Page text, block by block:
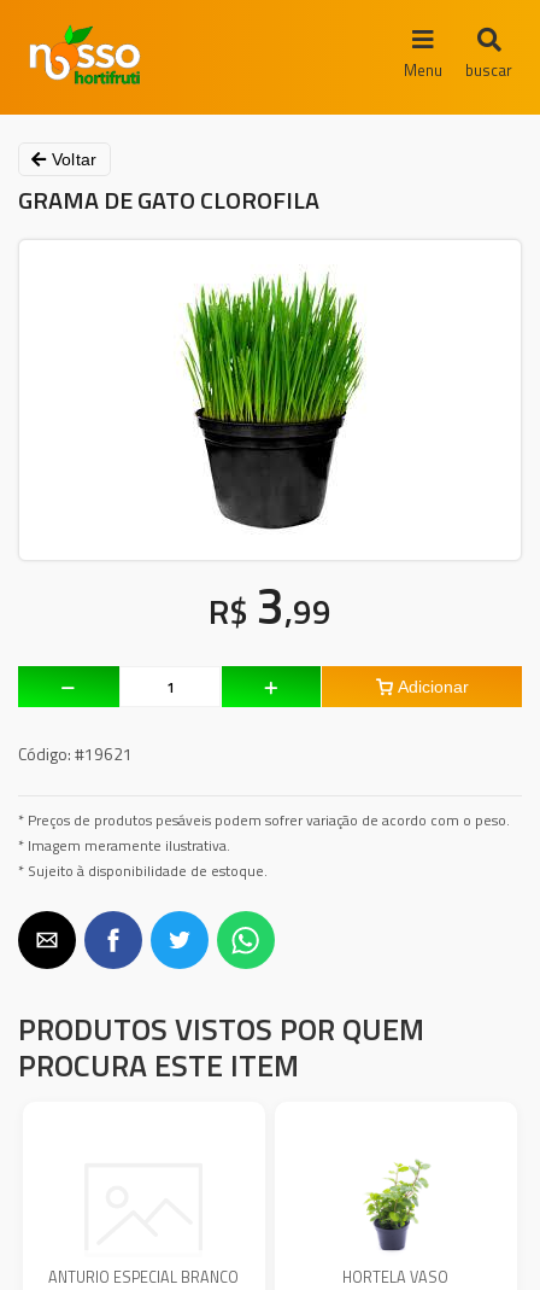
Menu buscar
Voltar
GRAMA DE GATO CLOROFILA
R$ 3,99
Adicionar
Código:#19621
* Preços de produtos pesáveis podem sofrer variação de acordo com o peso.
* Imagem meramente ilustrativa.
* Sujeito à disponibilidade de estoque.
PRODUTOS VISTOS POR QUEM
PROCURA ESTE ITEM
ANTURIO ESPECIAL BRANCO HORTELA VASO